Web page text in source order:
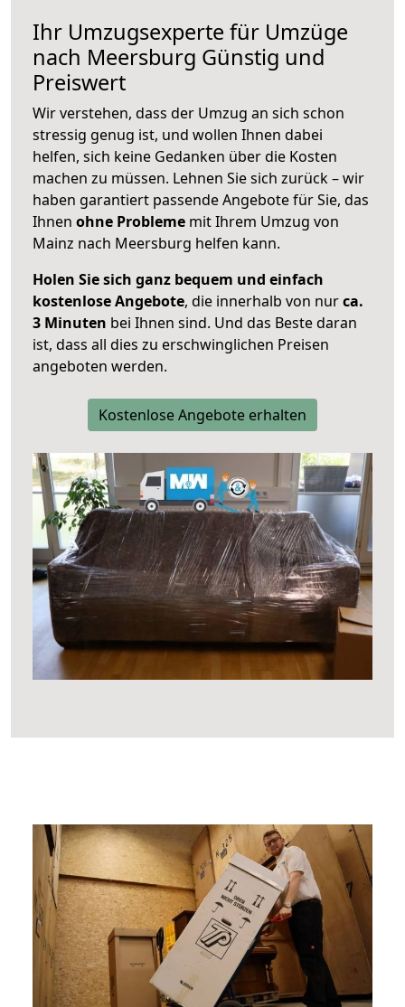
Ihr Umzugsexperte für Umzüge
nach Meersburg Günstig und
Preiswert
Wir verstehen, dass der Umzug an sich schon
stressig genug ist, und wollen Ihnen dabei
helfen, sich keine Gedanken über die Kosten
machen zu müssen. Lehnen Sie sich zurück – wir
haben garantiert passende Angebote für Sie, das
Ihnen ohne Probleme mit Ihrem Umzug von
Mainz nach Meersburg helfen kann.
Holen Sie sich ganz bequem und einfach
kostenlose Angebote, die innerhalb von nurca.
3 Minuten bei Ihnen sind. Und das Beste daran
ist, dass all dies zu erschwinglichen Preisen
angeboten werden.
Kostenlose Angebote erhalten